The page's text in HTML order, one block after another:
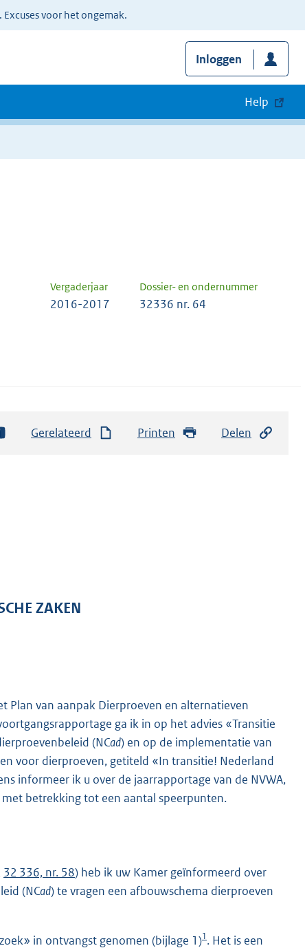
voor het ongemak.
Inloggen
Help
Vergaderjaar Dossier- en ondernummer
2016-2017 32336 nr. 64
Gerelateerd Printen Delen
ZAKEN
Plan van aanpak Dierproeven en alternatieven
ga ik in op het advies «Transitie
(NCad) en op de implementatie van
voor dierproeven, getiteld «In transitie! Nederland
informeer ik u over de jaarrapportage van de NVWA,
betrekking tot een aantal speerpunten.
32 336, nr. 58) heb ik uw Kamer geïnformeerd over
(NCad) te vragen een afbouwschema dierproeven
in ontvangst genomen (bijlage 1)1. Het is een